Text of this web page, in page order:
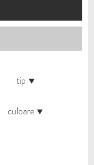
tip
culoare